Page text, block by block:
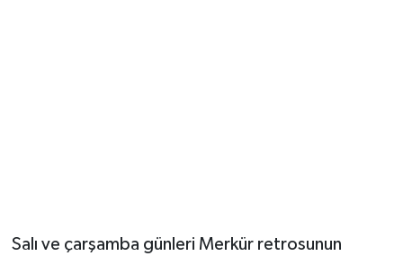
Salı ve çarşamba günleri Merkür retrosunun